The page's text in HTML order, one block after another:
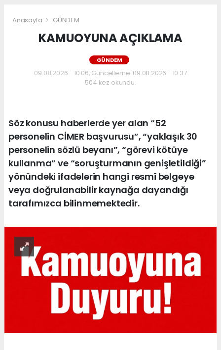
Anasayfa GÜNDEM
KAMUOYUNA AÇIKLAMA
GÜNDEM
09.08.2026 - 10:06, Güncelleme: 09.08.2026 - 10:37
504 kez okundu.
Söz konusu haberlerde yer alan “52
personelin CİMER başvurusu”, “yaklaşık 30
personelin sözlü beyanı”, “görevi kötüye
kullanma” ve “soruşturmanın genişletildiği”
yönündeki ifadelerin hangi resmî belgeye
veya doğrulanabilir kaynağa dayandığı
tarafımızca bilinmemektedir.